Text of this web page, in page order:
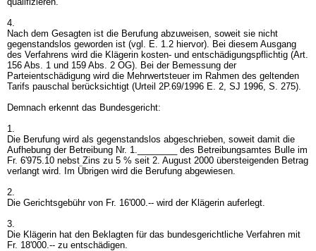
4.
Nach dem Gesagten ist die Berufung abzuweisen, soweit sie nicht
gegenstandslos geworden ist (vgl. E. 1.2 hiervor). Bei diesem Ausgang
des Verfahrens wird die Klägerin kosten- und entschädigungspflichtig (Art.
156 Abs. 1 und 159 Abs. 2 OG). Bei der Bemessung der
Parteientschädigung wird die Mehrwertsteuer im Rahmen des geltenden
Tarifs pauschal berücksichtigt (Urteil 2P.69/1996 E. 2, SJ 1996, S. 275).
Demnach erkennt das Bundesgericht:
1.
Die Berufung wird als gegenstandslos abgeschrieben, soweit damit die
Aufhebung der Betreibung Nr. 1.________ des Betreibungsamtes Bulle im
Fr. 6'975.10 nebst Zins zu 5 % seit 2. August 2000 übersteigenden Betrag
verlangt wird. Im Übrigen wird die Berufung abgewiesen.
2.
Die Gerichtsgebühr von Fr. 16'000.-- wird der Klägerin auferlegt.
3.
Die Klägerin hat den Beklagten für das bundesgerichtliche Verfahren mit
Fr. 18'000.-- zu entschädigen.